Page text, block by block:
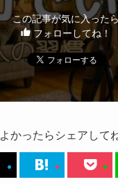
この記事が気に入ったら
フォローしてね！
よかったらシェアして